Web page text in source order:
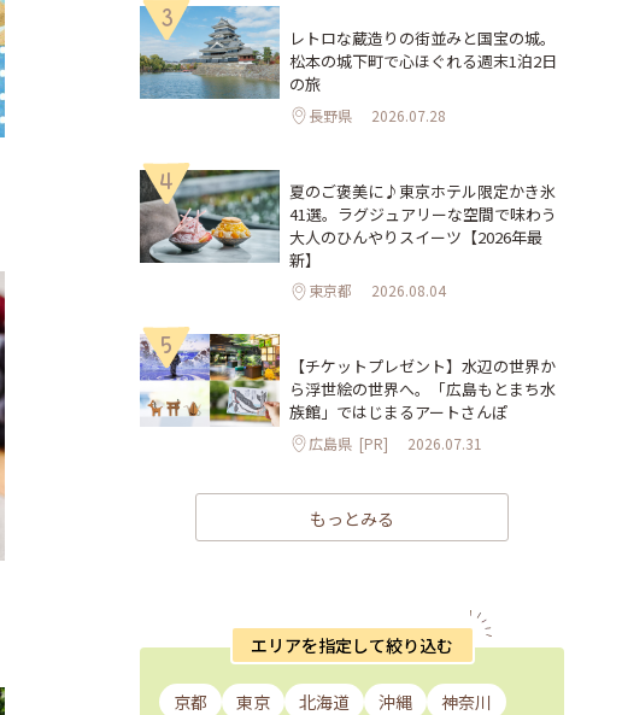
3
レトロな蔵造りの街並みと国宝の城。
松本の城下町で心ほぐれる週末1泊2日
の旅
長野県 2026.07.28
4
夏のご褒美に♪東京ホテル限定かき氷
41選。ラグジュアリーな空間で味わう
大人のひんやりスイーツ【2026年最
新】
東京都 2026.08.04
5
【チケットプレゼント】水辺の世界か
ら浮世絵の世界へ。「広島もとまち水
族館」ではじまるアートさんぽ
広島県 [PR] 2026.07.31
もっとみる
エリアを指定して絞り込む
京都 東京 北海道 沖縄
神奈川